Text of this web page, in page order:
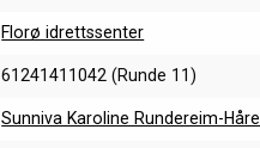
Florø idrettssenter
61241411042 (Runde 11)
Sunniva Karoline Rundereim-Håre